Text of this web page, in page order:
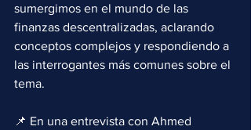
sumergimos en el mundo de las
finanzas descentralizadas, aclarando
conceptos complejos y respondiendo a
las interrogantes más comunes sobre el
tema.
📌 En una entrevista con Ahmed